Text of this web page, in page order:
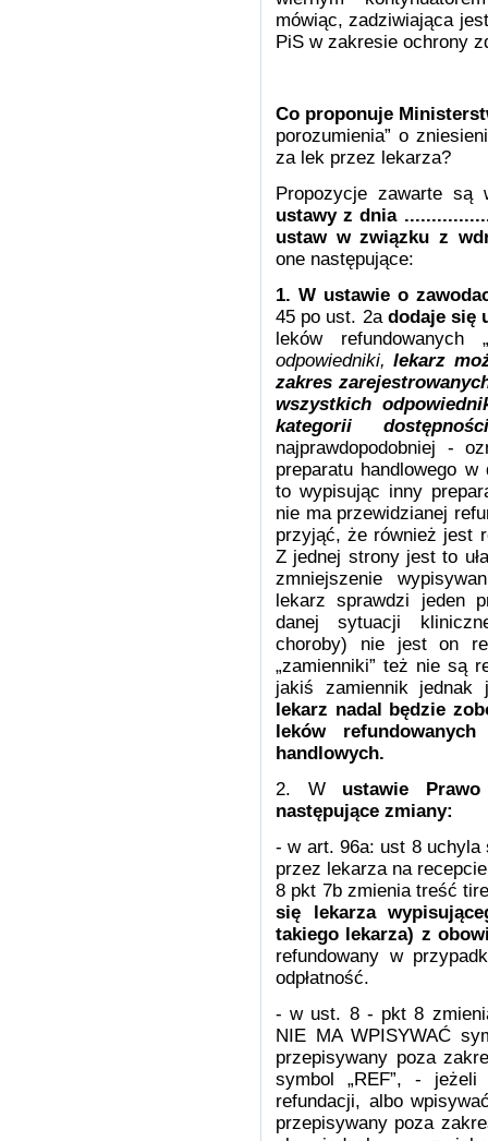
mówiąc, zadziwiająca
PiS w zakresie ochrony
Co proponuje
porozumienia” o
za lek przez lekarza?
Propozycje zawarte
ustawy z dnia
ustaw w związku z
one następujące:
1. W ustawie o
45 po ust. 2a dodaje się
leków refundowanych
odpowiedniki,lekarz
zakres
wszystkich
kategorii
najprawdopodobniej -
preparatu handlowego
to wypisując inny
nie ma przewidzianej
przyjąć, że również jest
Z jednej strony jest to
zmniejszenie
lekarz sprawdzi jeden
danej sytuacji
choroby) nie jest on
„zamienniki” też nie są
jakiś zamiennik jednak
lekarz nadal będzie
leków
handlowych.
2. W ustawie
następujące zmiany:
- w art. 96a: ust 8
przez lekarza na
8 pkt 7b zmienia treść
się lekarza
takiego lekarza) z
refundowany w
odpłatność.
- w ust. 8 - pkt 8
NIE MA WPISYWAĆ
przepisywany poza
symbol „REF”, -
refundacji, albo
przepisywany poza